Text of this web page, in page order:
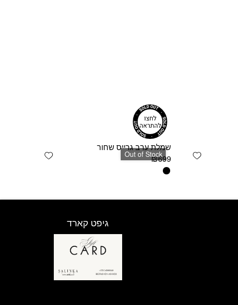
Add wishlist
Add wishlist Out of Stock
שמלת ערב גרייס שחור
₪699
למוצר
מספר
גיפט קארד